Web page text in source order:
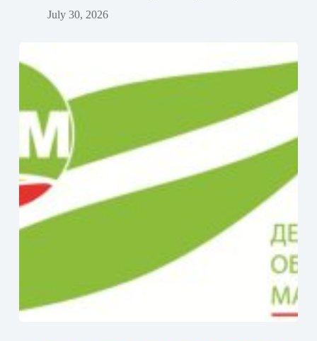
July 30, 2026